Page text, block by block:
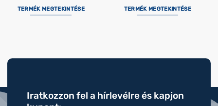
TERMÉK MEGTEKINTÉSE TERMÉK MEGTEKINTÉSE
Iratkozzon fel a hírlevélre és kapjon